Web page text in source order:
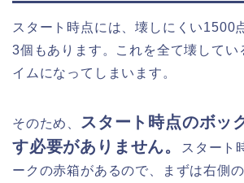
スタート時点には、壊しにくい1500
3個もあります。これを全て壊してい
イムになってしまいます。
そのため、
スタート時点のボッ
す必要がありません。
スタート
ークの赤箱があるので、まずは右側